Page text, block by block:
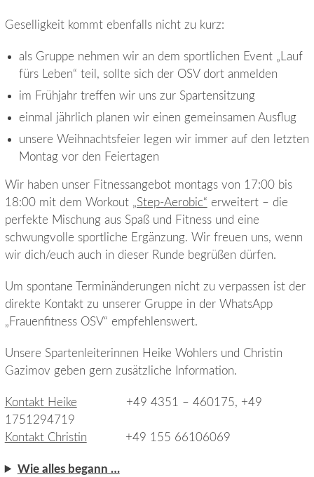
Geselligkeit kommt ebenfalls nicht zu kurz:
als Gruppe nehmen wir an dem sportlichen Event „Lauf
fürs Leben“ teil, sollte sich der OSV dort anmelden
im Frühjahr treffen wir uns zur Spartensitzung
einmal jährlich planen wir einen gemeinsamen Ausflug
unsere Weihnachtsfeier legen wir immer auf den letzten
Montag vor den Feiertagen
Wir haben unser Fitnessangebot montags von 17:00 bis
18:00 mit dem Workout „Step-Aerobic“ erweitert – die
perfekte Mischung aus Spaß und Fitness und eine
schwungvolle sportliche Ergänzung. Wir freuen uns, wenn
wir dich/euch auch in dieser Runde begrüßen dürfen.
Um spontane Terminänderungen nicht zu verpassen ist der
direkte Kontakt zu unserer Gruppe in der WhatsApp
„Frauenfitness OSV“ empfehlenswert.
Unsere Spartenleiterinnen Heike Wohlers und Christin
Gazimov geben gern zusätzliche Information.
Kontakt Heike +49 4351 – 460175, +49
1751294719
Kontakt Christin +49 155 66106069
Wie alles begann …